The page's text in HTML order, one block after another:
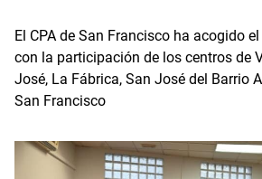
El CPA de San Francisco ha acogido
con la participación de los centros de
José, La Fábrica, San José del Barrio
San Francisco